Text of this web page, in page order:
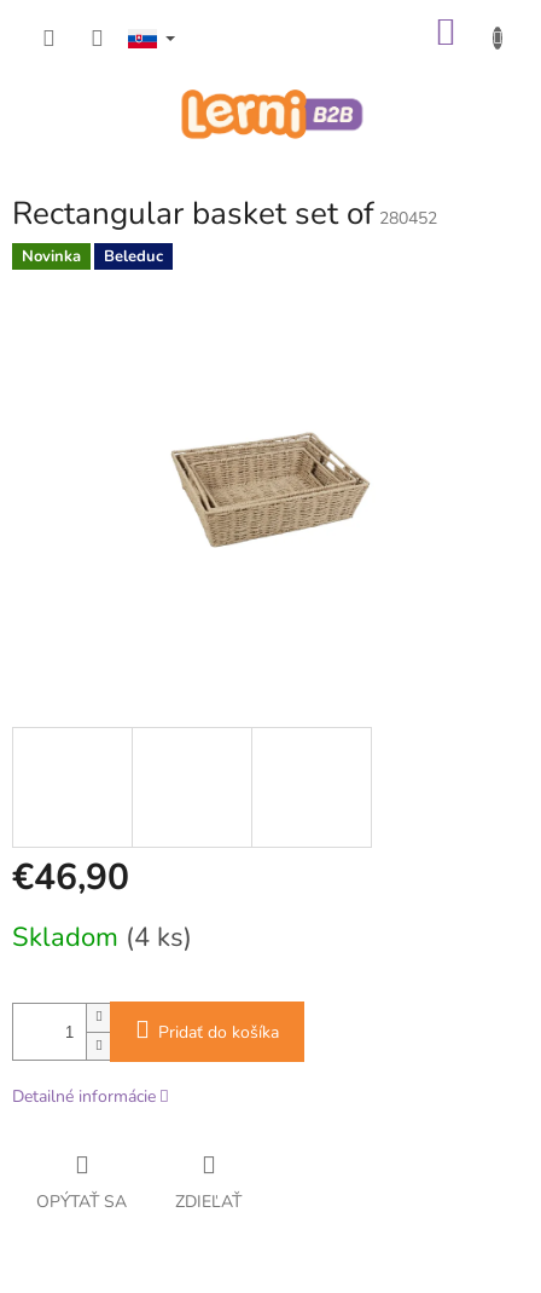
Rectangular basket set of 280452
Novinka Beleduc
€46,90
cena:
Skladom (4 ks)
Pridať do košíka
Detailné informácie
OPÝTAŤ SA ZDIEĽAŤ